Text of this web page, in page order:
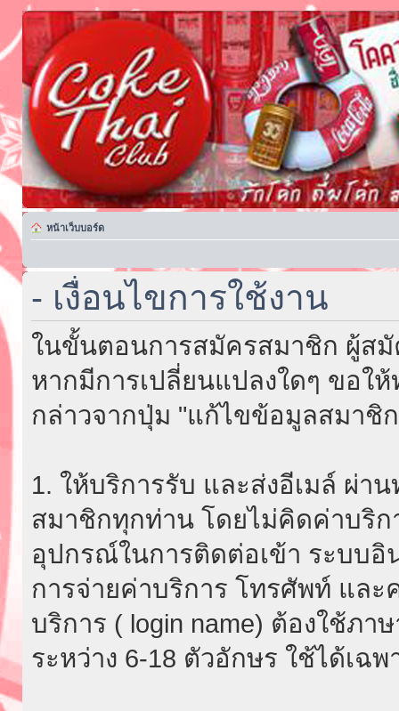
หน้าเว็บบอร์ด
- เงื่อนไขการใช้งาน
ในขั้นตอนการสมัครสมาชิก ผู้ส
หากมีการเปลี่ยนแปลงใดๆ ขอใ
กล่าวจากปุ่ม "แก้ไขข้อมูลสมาชิ
1. ให้บริการรับ และส่งอีเมล์ ผ่า
สมาชิกทุกท่าน โดยไม่คิดค่าบริก
อุปกรณ์ในการติดต่อเข้า ระบบอิ
การจ่ายค่าบริการ โทรศัพท์ และ
บริการ ( login name) ต้องใช้ภ
ระหว่าง 6-18 ตัวอักษร ใช้ได้เฉ